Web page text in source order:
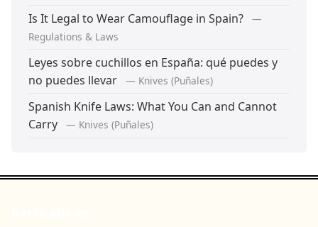
Is It Legal to Wear Camouflage in Spain?
—
Regulations & Laws
Leyes sobre cuchillos en España: qué puedes y
no puedes llevar
— Knives (Puñales)
Spanish Knife Laws: What You Can and Cannot
Carry
— Knives (Puñales)